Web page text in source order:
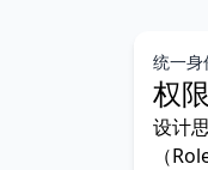
统一身
权
设计
（